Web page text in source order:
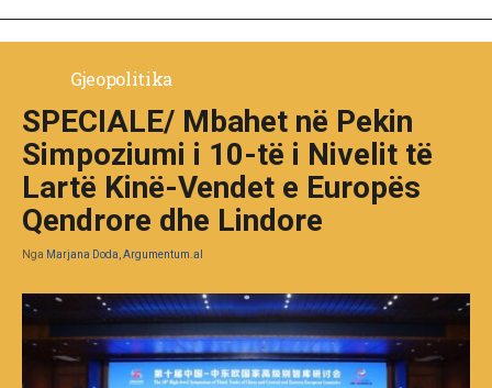
Gjeopolitika
SPECIALE/ Mbahet në Pekin
Simpoziumi i 10-të i Nivelit të
Lartë Kinë-Vendet e Europës
Qendrore dhe Lindore
Nga Marjana Doda, Argumentum.al